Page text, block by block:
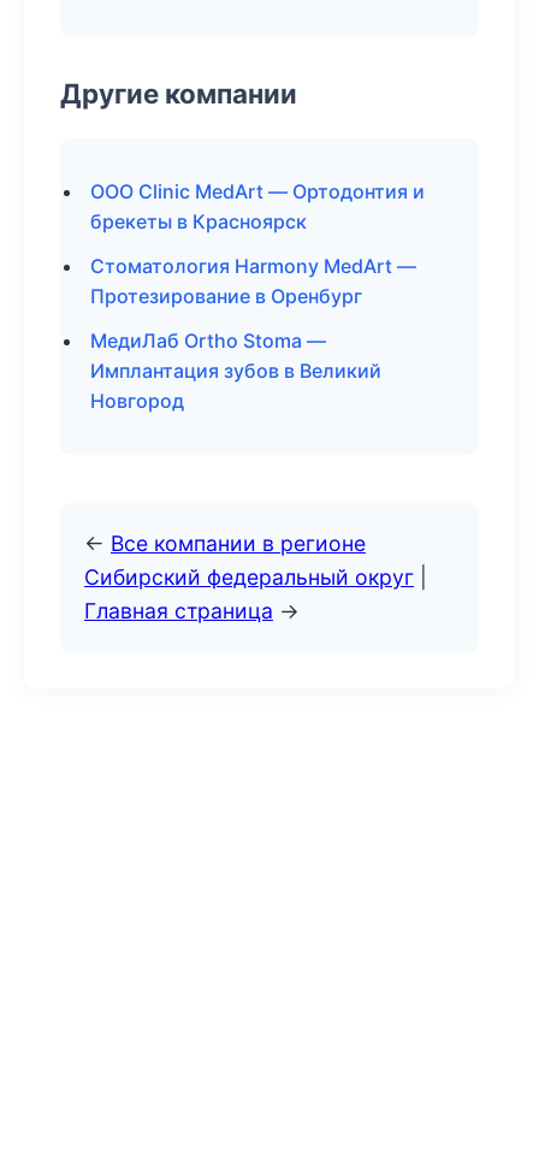
Другие компании
ООО Clinic MedArt — Ортодонтия и
брекеты в Красноярск
Стоматология Harmony MedArt —
Протезирование в Оренбург
МедиЛаб Ortho Stoma —
Имплантация зубов в Великий
Новгород
← Все компании в регионе
Сибирский федеральный округ
Главная страница →